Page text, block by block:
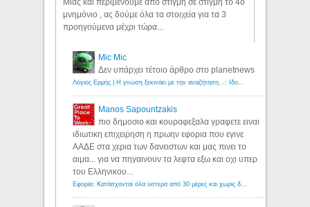
Μιας και περιμένουμε απο στιγμή σε στιγμή το 4ο
μνημόνιο , ας δούμε όλα τα στοιχεία για τα 3
προηγούμενα μέχρι τώρα...
Mic Mic
Δεν υπάρχει τέτοιο άρθρο στο planetnews
Manos Sapountzakis
πιο δημοσιο και κουραφεξαλα γραφετε ειναι
ιδιωτικη επιχειρηση η πρωην εφορια που εγινε
ΑΑΔΕ στα χερια των δανειστων και μας πινει το
αιμα... για να πηγαινουν τα λεφτα εξω και οχι υπερ
του Ελληνικου...